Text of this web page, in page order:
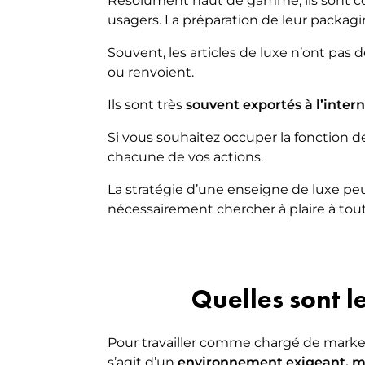
usagers. La préparation de leur
Souvent, les articles de luxe n’ont pas
ou renvoient.
Ils sont très souvent exportés à
Si vous souhaitez occuper la fonction
chacune de vos actions.
La stratégie d’une enseigne de luxe
nécessairement chercher à plaire à
Quelles sont
Pour travailler comme chargé de